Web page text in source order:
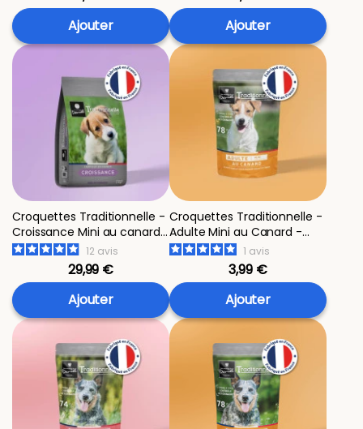
Ajouter
Ajouter
Croquettes Traditionnelle -
Croissance Mini au canard
- 4 kg
12 avis
29,99 €
Ajouter
Croquettes Traditionnelle -
Adulte Mini au Canard -
échantillon 400g
1 avis
3,99 €
Ajouter